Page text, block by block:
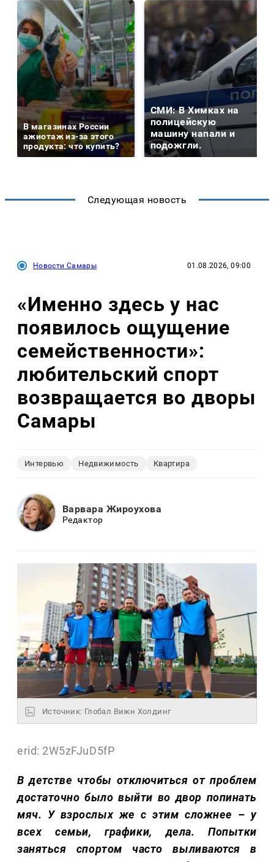
В магазинах России
ажиотаж из-за этого
продукта: что купить?
СМИ: В Химках на
полицейскую
машину напали и
подожгли.
Следующая новость
Новости Самары 01.08.2026, 09:00
«Именно здесь у нас
появилось ощущение
семейственности»:
любительский спорт
возвращается во дворы
Самары
Интервью Недвижимость Квартира
Варвара Жироухова
Редактор
Источник: Глобал Вижн Холдинг
erid: 2W5zFJuD5fP
В детстве чтобы отключиться от проблем
достаточно было выйти во двор попинать
мяч. У взрослых же с этим сложнее – у
всех семьи, графики, дела. Попытки
заняться спортом часто выливаются в